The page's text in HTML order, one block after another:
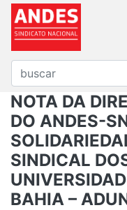
NOTA DA
DO ANDES-
SINDICAL
BAHIA –